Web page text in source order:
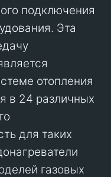
подключения
Эта
отопления
в 24 различных
для таких
газовых